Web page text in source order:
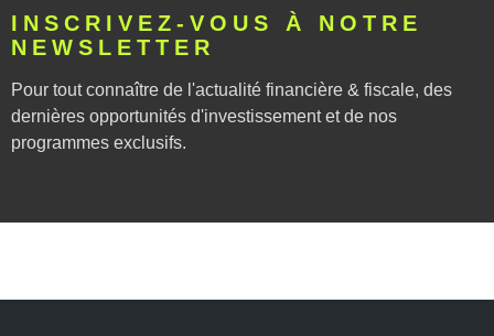
INSCRIVEZ-VOUS À NOTRE
NEWSLETTER​
Pour tout connaître de l'actualité financière & fiscale, des
dernières opportunités d'investissement et de nos
programmes exclusifs.